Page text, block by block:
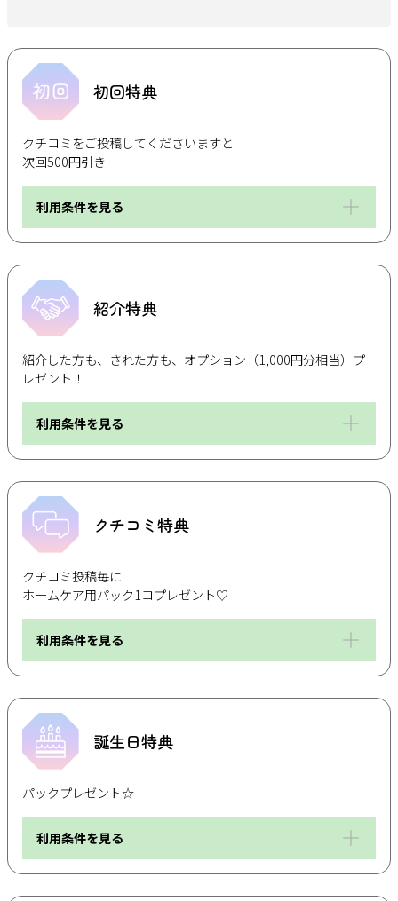
初回特典
クチコミをご投稿してくださいますと
次回500円引き
利用条件を見る
紹介特典
紹介した方も、された方も、オプション（1,000円分相当）プ
レゼント！
利用条件を見る
クチコミ特典
クチコミ投稿毎に
ホームケア用パック1コプレゼント♡
利用条件を見る
誕生日特典
パックプレゼント☆
利用条件を見る